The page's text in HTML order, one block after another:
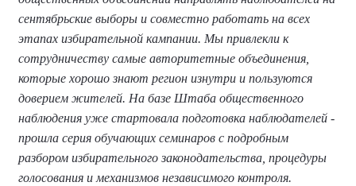
сентябрьские выборы и совместно работать на всех
этапах избирательной кампании. Мы привлекли к
сотрудничеству самые авторитетные объединения,
которые хорошо знают регион изнутри и пользуются
доверием жителей. На базе Штаба общественного
наблюдения уже стартовала подготовка наблюдателей -
прошла серия обучающих семинаров с подробным
разбором избирательного законодательства, процедуры
голосования и механизмов независимого контроля.